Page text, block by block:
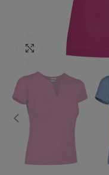
Click to enlarge